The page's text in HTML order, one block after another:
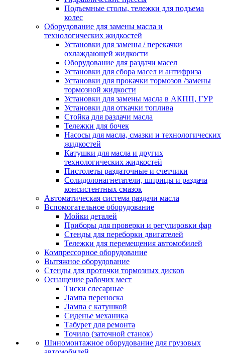
Подъемные столы, тележки для подъема
колес
Оборудование для замены масла и
технологических жидкостей
Установки для замены / перекачки
охлаждающей жидкости
Оборудование для раздачи масел
Установки для сбора масел и антифриза
Установки для прокачки тормозов /замены
тормозной жидкости
Установки для замены масла в АКПП, ГУР
Установки для откачки топлива
Стойка для раздачи масла
Тележки для бочек
Насосы для масла, смазки и технологических
жидкостей
Катушки для масла и других
технологических жидкостей
Пистолеты раздаточные и счетчики
Солидолонагнетатели, шприцы и раздача
консистентных смазок
Автоматическая система раздачи масла
Вспомогательное оборудование
Мойки деталей
Приборы для проверки и регулировки фар
Стенды для переборки двигателей
Тележки для перемещения автомобилей
Компрессорное оборудование
Вытяжное оборудование
Стенды для проточки тормозных дисков
Оснащение рабочих мест
Тиски слесарные
Лампа переноска
Лампа с катушкой
Сиденье механика
Табурет для ремонта
Точило (заточной станок)
Шиномонтажное оборудование для грузовых